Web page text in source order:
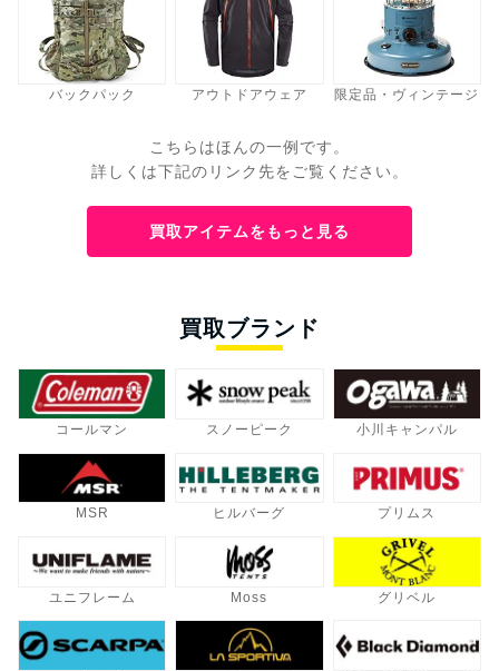
バックパック アウトドアウェア 限定品・ヴィンテージ
こちらはほんの一例です。
詳しくは下記のリンク先をご覧ください。
買取アイテムをもっと見る
買取ブランド
コールマン スノーピーク 小川キャンパル
MSR ヒルバーグ プリムス
ユニフレーム Moss グリベル